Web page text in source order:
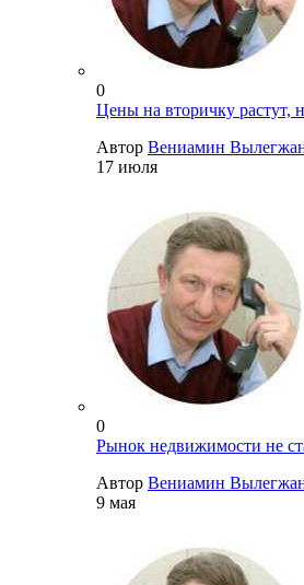
0
Цены на вторичку растут,
Автор Вениамин
17 июля
0
Рынок недвижимости не
Автор Вениамин
9 мая